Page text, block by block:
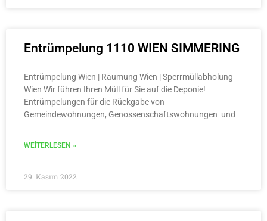
Entrümpelung 1110 WIEN SIMMERING
Entrümpelung Wien | Räumung Wien | Sperrmüllabholung
Wien Wir führen Ihren Müll für Sie auf die Deponie!
Entrümpelungen für die Rückgabe von
Gemeindewohnungen, Genossenschaftswohnungen und
WEITERLESEN »
29. Kasım 2022